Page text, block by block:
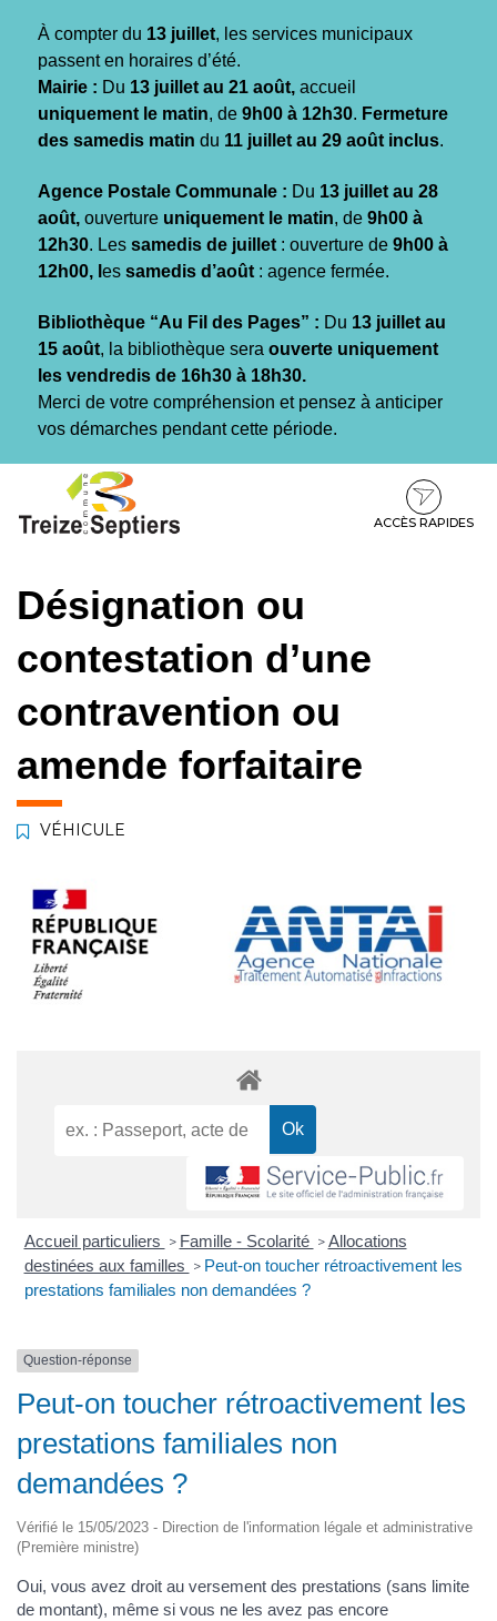
À compter du 13 juillet, les services municipaux
passent en horaires d’été.
Mairie : Du 13 juillet au 21 août, accueil
uniquement le matin, de 9h00 à 12h30. Fermeture
des samedis matin du 11 juillet au 29 août inclus.
Agence Postale Communale : Du 13 juillet au 28
août, ouverture uniquement le matin, de 9h00 à
12h30. Les samedis de juillet : ouverture de 9h00 à
12h00, l es samedis d’août : agence fermée.
Bibliothèque “Au Fil des Pages” : Du 13 juillet au
15 août, la bibliothèque sera ouverte uniquement
les vendredis de 16h30 à 18h30.
Merci de votre compréhension et pensez à anticiper
vos démarches pendant cette période.
contenu
pied
ACCÈS RAPIDES
Désignation ou
contestation d’une
contravention ou
amende forfaitaire
VÉHICULE
Accueil particuliers > Famille - Scolarité > Allocations
destinées aux familles > Peut-on toucher rétroactivement les
prestations familiales non demandées ?
Question-réponse
Peut-on toucher rétroactivement les
prestations familiales non
demandées ?
Vérifié le 15/05/2023 - Direction de l'information légale et administrative
(Première ministre)
Oui, vous avez droit au versement des prestations (sans limite
de montant), même si vous ne les avez pas encore